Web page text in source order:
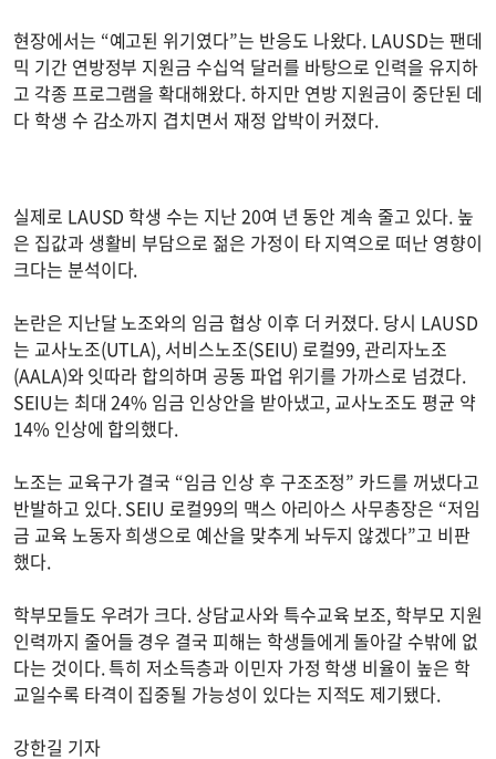
현장에서는 “예고된 위기였다”는 반응도 나왔다. LAUSD는 팬데
믹 기간 연방정부 지원금 수십억 달러를 바탕으로 인력을 유지하
고 각종 프로그램을 확대해왔다. 하지만 연방 지원금이 중단된 데
다 학생 수 감소까지 겹치면서 재정 압박이 커졌다.
실제로 LAUSD 학생 수는 지난 20여 년 동안 계속 줄고 있다. 높
은 집값과 생활비 부담으로 젊은 가정이 타 지역으로 떠난 영향이
크다는 분석이다.
논란은 지난달 노조와의 임금 협상 이후 더 커졌다. 당시 LAUSD
는 교사노조(UTLA), 서비스노조(SEIU) 로컬99, 관리자노조
(AALA)와 잇따라 합의하며 공동 파업 위기를 가까스로 넘겼다.
SEIU는 최대 24% 임금 인상안을 받아냈고, 교사노조도 평균 약
14% 인상에 합의했다.
노조는 교육구가 결국 “임금 인상 후 구조조정” 카드를 꺼냈다고
반발하고 있다. SEIU 로컬99의 맥스 아리아스 사무총장은 “저임
금 교육 노동자 희생으로 예산을 맞추게 놔두지 않겠다”고 비판
했다.
학부모들도 우려가 크다. 상담교사와 특수교육 보조, 학부모 지원
인력까지 줄어들 경우 결국 피해는 학생들에게 돌아갈 수밖에 없
다는 것이다. 특히 저소득층과 이민자 가정 학생 비율이 높은 학
교일수록 타격이 집중될 가능성이 있다는 지적도 제기됐다.
강한길 기자